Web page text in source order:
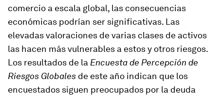
comercio a escala global, las consecuencias
económicas podrían ser significativas. Las
elevadas valoraciones de varias clases de activos
las hacen más vulnerables a estos y otros riesgos.
Los resultados de la Encuesta de Percepción de
Riesgos Globales de este año indican que los
encuestados siguen preocupados por la deuda